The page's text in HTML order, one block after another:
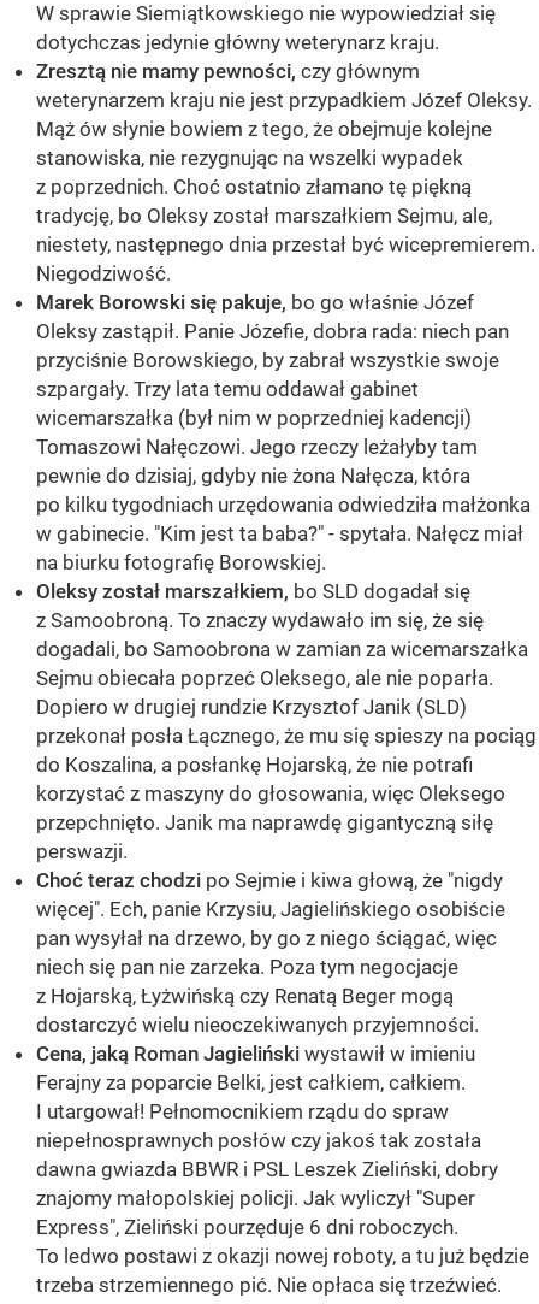
W sprawie Siemiątkowskiego nie wypowiedział się
dotychczas jedynie główny weterynarz kraju.
Zresztą nie mamy pewności, czy głównym
weterynarzem kraju nie jest przypadkiem Józef Oleksy.
Mąż ów słynie bowiem z tego, że obejmuje kolejne
stanowiska, nie rezygnując na wszelki wypadek
z poprzednich. Choć ostatnio złamano tę piękną
tradycję, bo Oleksy został marszałkiem Sejmu, ale,
niestety, następnego dnia przestał być wicepremierem.
Niegodziwość.
Marek Borowski się pakuje, bo go właśnie Józef
Oleksy zastąpił. Panie Józefie, dobra rada: niech pan
przyciśnie Borowskiego, by zabrał wszystkie swoje
szpargały. Trzy lata temu oddawał gabinet
wicemarszałka (był nim w poprzedniej kadencji)
Tomaszowi Nałęczowi. Jego rzeczy leżałyby tam
pewnie do dzisiaj, gdyby nie żona Nałęcza, która
po kilku tygodniach urzędowania odwiedziła małżonka
w gabinecie. "Kim jest ta baba?" - spytała. Nałęcz miał
na biurku fotografię Borowskiej.
Oleksy został marszałkiem, bo SLD dogadał się
z Samoobroną. To znaczy wydawało im się, że się
dogadali, bo Samoobrona w zamian za wicemarszałka
Sejmu obiecała poprzeć Oleksego, ale nie poparła.
Dopiero w drugiej rundzie Krzysztof Janik (SLD)
przekonał posła Łącznego, że mu się spieszy na pociąg
do Koszalina, a posłankę Hojarską, że nie potrafi
korzystać z maszyny do głosowania, więc Oleksego
przepchnięto. Janik ma naprawdę gigantyczną siłę
perswazji.
Choć teraz chodzi po Sejmie i kiwa głową, że "nigdy
więcej". Ech, panie Krzysiu, Jagielińskiego osobiście
pan wysyłał na drzewo, by go z niego ściągać, więc
niech się pan nie zarzeka. Poza tym negocjacje
z Hojarską, Łyżwińską czy Renatą Beger mogą
dostarczyć wielu nieoczekiwanych przyjemności.
Cena, jaką Roman Jagieliński wystawił w imieniu
Ferajny za poparcie Belki, jest całkiem, całkiem.
I utargował! Pełnomocnikiem rządu do spraw
niepełnosprawnych posłów czy jakoś tak została
dawna gwiazda BBWR i PSL Leszek Zieliński, dobry
znajomy małopolskiej policji. Jak wyliczył "Super
Express", Zieliński pourzęduje 6 dni roboczych.
To ledwo postawi z okazji nowej roboty, a tu już będzie
trzeba strzemiennego pić. Nie opłaca się trzeźwieć.